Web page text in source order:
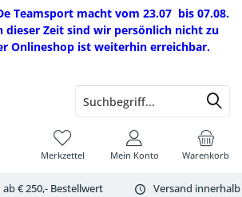
Teamsport macht vom 23.07 bis 07.08.
dieser Zeit sind wir persönlich nicht zu
Onlineshop ist weiterhin erreichbar.
€ 250,- Bestellwert Versand
Warenkorb
Merkzettel Mein Konto